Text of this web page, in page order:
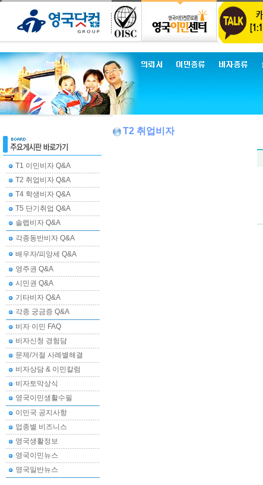
T1 이민비자 Q&A
T2 취업비자 Q&A
T4 학생비자 Q&A
T5 단기취업 Q&A
솔렙비자 Q&A
각종동반비자 Q&A
배우자/피앙세 Q&A
영주권 Q&A
시민권 Q&A
기타비자 Q&A
각종 궁금증 Q&A
비자 이민 FAQ
비자신청 경험담
문제/거절 사례별해결
비자상담 & 이민칼럼
비자토막상식
영국이민생활수필
이민국 공지사항
업종별 비즈니스
영국생활정보
영국이민뉴스
영국일반뉴스
T2 취업비자